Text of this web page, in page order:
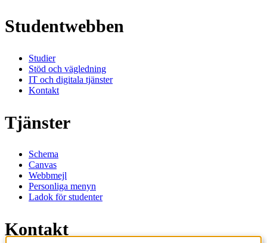
Studentwebben
Studier
Stöd och vägledning
IT och digitala tjänster
Kontakt
Tjänster
Schema
Canvas
Webbmejl
Personliga menyn
Ladok för studenter
Kontakt